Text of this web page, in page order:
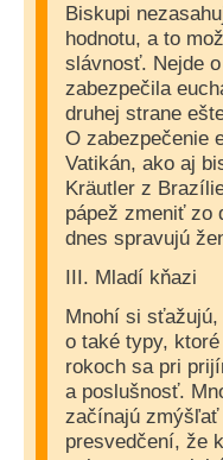
Biskupi
hodnotu, a to
slávnosť. Nejde
zabezpečila
druhej strane
O zabezpečenie
Vatikán, ako aj
Kräutler z
pápež zmeniť zo
dnes spravujú
III. Mladí kňazi
Mnohí si
o také typy,
rokoch sa pri
a poslušnosť.
začínajú zmýšľať
presvedčení, že